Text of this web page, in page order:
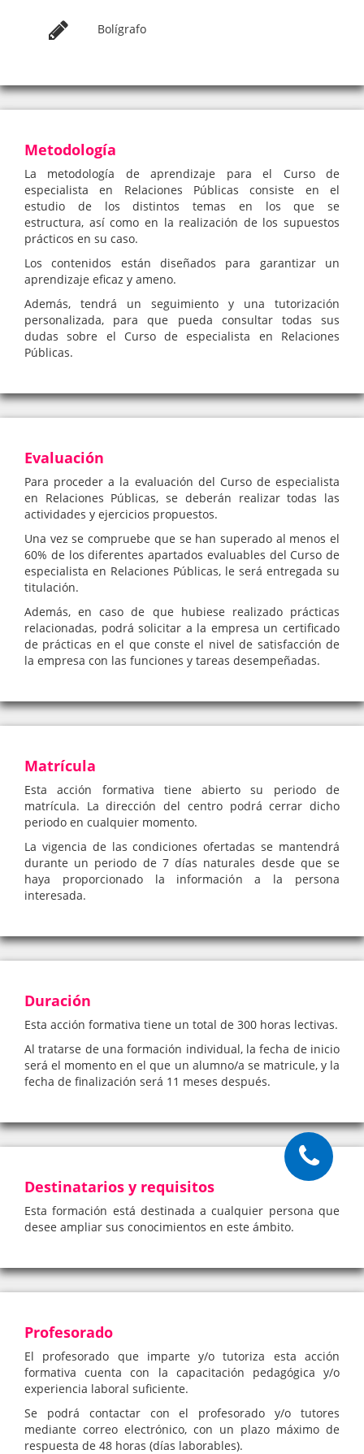
Bolígrafo
Metodología
La metodología de aprendizaje para el Curso de
especialista en Relaciones Públicas consiste en el
estudio de los distintos temas en los que se
estructura, así como en la realización de los supuestos
prácticos en su caso.
Los contenidos están diseñados para garantizar un
aprendizaje eficaz y ameno.
Además, tendrá un seguimiento y una tutorización
personalizada, para que pueda consultar todas sus
dudas sobre el Curso de especialista en Relaciones
Públicas.
Evaluación
Para proceder a la evaluación del Curso de especialista
en Relaciones Públicas, se deberán realizar todas las
actividades y ejercicios propuestos.
Una vez se compruebe que se han superado al menos el
60% de los diferentes apartados evaluables del Curso de
especialista en Relaciones Públicas, le será entregada su
titulación.
Además, en caso de que hubiese realizado prácticas
relacionadas, podrá solicitar a la empresa un certificado
de prácticas en el que conste el nivel de satisfacción de
la empresa con las funciones y tareas desempeñadas.
Matrícula
Esta acción formativa tiene abierto su periodo de
matrícula. La dirección del centro podrá cerrar dicho
periodo en cualquier momento.
La vigencia de las condiciones ofertadas se mantendrá
durante un periodo de 7 días naturales desde que se
haya proporcionado la información a la persona
interesada.
Duración
Esta acción formativa tiene un total de 300 horas lectivas.
Al tratarse de una formación individual, la fecha de inicio
será el momento en el que un alumno/a se matricule, y la
fecha de finalización será 11 meses después.
Destinatarios y requisitos
Esta formación está destinada a cualquier persona que
desee ampliar sus conocimientos en este ámbito.
Profesorado
El profesorado que imparte y/o tutoriza esta acción
formativa cuenta con la capacitación pedagógica y/o
experiencia laboral suficiente.
Se podrá contactar con el profesorado y/o tutores
mediante correo electrónico, con un plazo máximo de
respuesta de 48 horas (días laborables).